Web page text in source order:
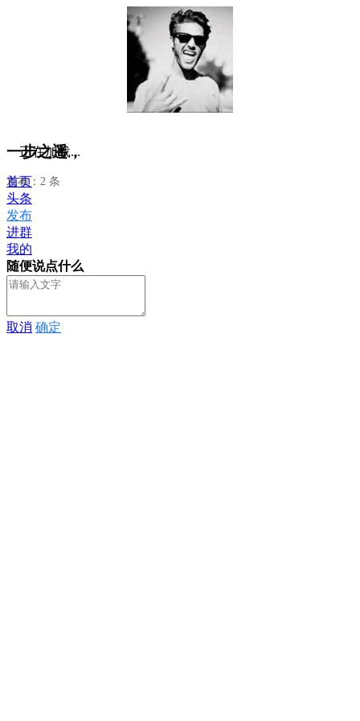
一步之遥，
发布：2 条
正在加载...
首页
头条
发布
进群
我的
随便说点什么
取消 确定